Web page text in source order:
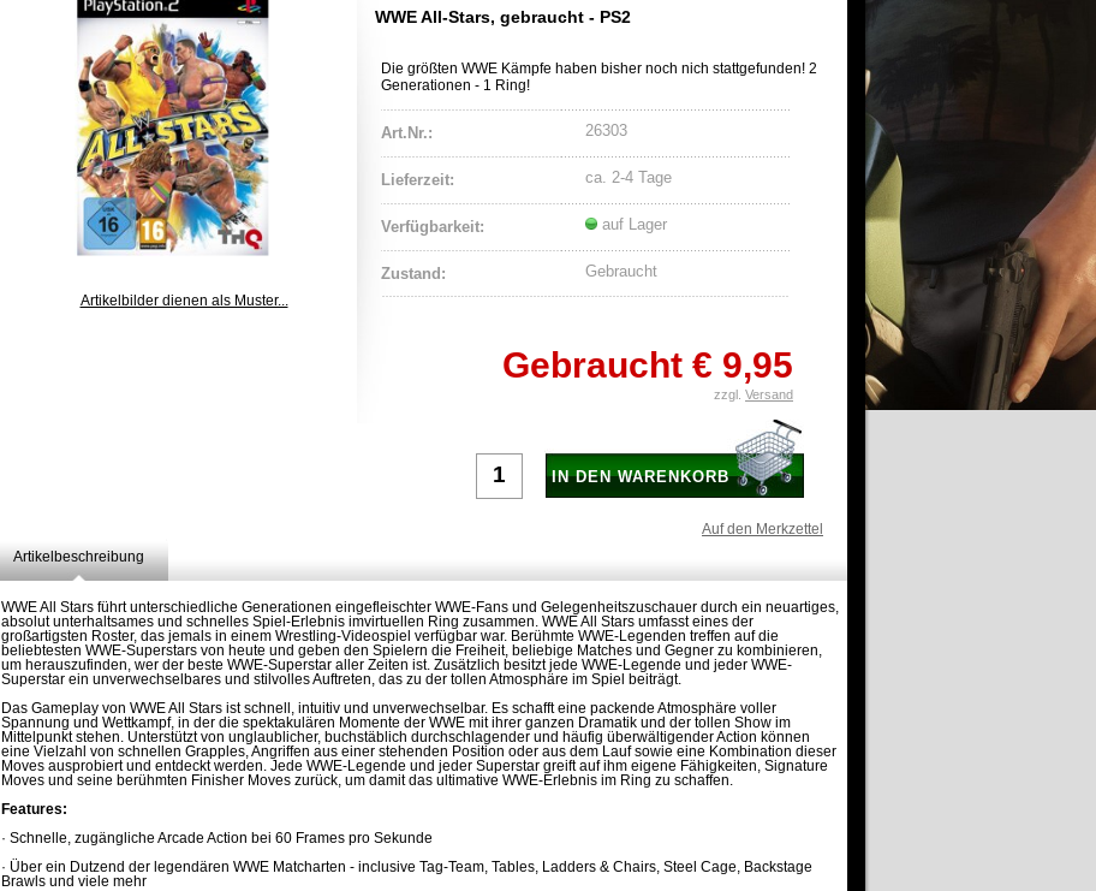
Artikelbilder dienen als Muster...
WWE All-Stars, gebraucht - PS2
Die größten WWE Kämpfe haben bisher noch nich stattgefunden! 2
Generationen - 1 Ring!
Art.Nr.: 26303
Lieferzeit: ca. 2-4 Tage
Verfügbarkeit: auf Lager
Zustand: Gebraucht
Gebraucht € 9,95
zzgl. Versand
IN DEN WARENKORB
Auf den Merkzettel
Artikelbeschreibung
WWE All Stars führt unterschiedliche Generationen eingefleischter WWE-Fans und Gelegenheitszuschauer durch ein neuartiges,
absolut unterhaltsames und schnelles Spiel-Erlebnis imvirtuellen Ring zusammen. WWE All Stars umfasst eines der
großartigsten Roster, das jemals in einem Wrestling-Videospiel verfügbar war. Berühmte WWE-Legenden treffen auf die
beliebtesten WWE-Superstars von heute und geben den Spielern die Freiheit, beliebige Matches und Gegner zu kombinieren,
um herauszufinden, wer der beste WWE-Superstar aller Zeiten ist. Zusätzlich besitzt jede WWE-Legende und jeder WWE-
Superstar ein unverwechselbares und stilvolles Auftreten, das zu der tollen Atmosphäre im Spiel beiträgt.
Das Gameplay von WWE All Stars ist schnell, intuitiv und unverwechselbar. Es schafft eine packende Atmosphäre voller
Spannung und Wettkampf, in der die spektakulären Momente der WWE mit ihrer ganzen Dramatik und der tollen Show im
Mittelpunkt stehen. Unterstützt von unglaublicher, buchstäblich durchschlagender und häufig überwältigender Action können
eine Vielzahl von schnellen Grapples, Angriffen aus einer stehenden Position oder aus dem Lauf sowie eine Kombination dieser
Moves ausprobiert und entdeckt werden. Jede WWE-Legende und jeder Superstar greift auf ihm eigene Fähigkeiten, Signature
Moves und seine berühmten Finisher Moves zurück, um damit das ultimative WWE-Erlebnis im Ring zu schaffen.
Features:
· Schnelle, zugängliche Arcade Action bei 60 Frames pro Sekunde
· Über ein Dutzend der legendären WWE Matcharten - inclusive Tag-Team, Tables, Ladders & Chairs, Steel Cage, Backstage
Brawls und viele mehr